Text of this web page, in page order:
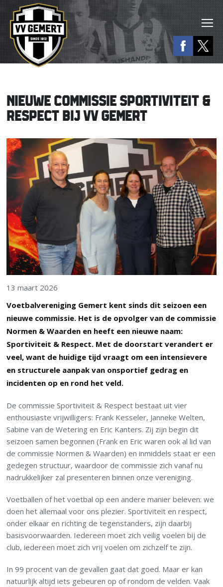
NIEUWE COMMISSIE SPORTIVITEIT &
RESPECT BIJ VV GEMERT
13 maart 2026
Voetbalvereniging Gemert kent sinds dit seizoen een
nieuwe commissie. Het is de opvolger van de commissie
Normen & Waarden en heeft een nieuwe naam:
Sportiviteit & Respect. Met de doorstart verandert er
veel, want de huidige tijd vraagt om een intensievere
en structurele aanpak van onsportief gedrag en
incidenten op en rond het veld.
De commissie Sportiviteit & Respect bestaat uit vier
enthousiaste vrijwilligers: Frank Kesseler, Janneke Welten,
Sabine van de Wetering en Eric Kanters. Zij zijn begin dit
seizoen samen begonnen (Frank en Eric waren ook al lid van
de commissie Normen & Waarden) en inmiddels staat er een
gedegen structuur, waardoor de commissie zich vanaf nu
nadrukkelijker zal presenteren binnen onze vereniging.
Voetballen of het voetbal op een andere manier beleven: we
doen het allemaal voor ons plezier. Sportiviteit en respect,
onder elkaar en richting de tegenstanders, zijn daarbij
basisvoorwaarden. Iedereen moet zich veilig voelen bij de
club, iedereen moet zich vrij voelen om zichzelf te zijn.
In 99 procent van de gevallen gaat dat goed. Maar er kan
natuurlijk altijd iets gebeuren op of rondom de velden. Vaak